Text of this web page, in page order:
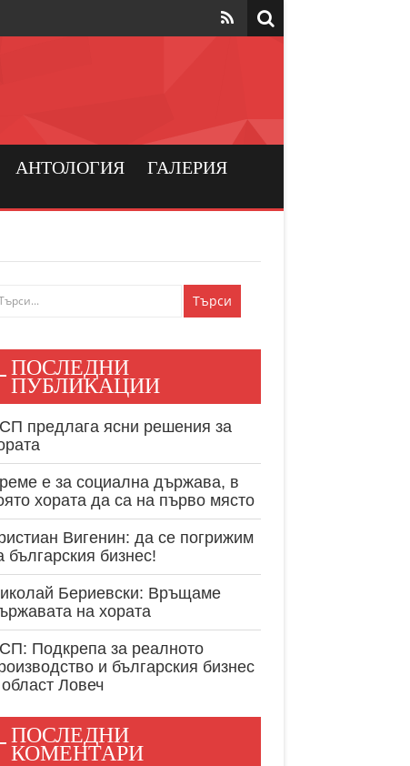
хората
мир
хора
в
АНТОЛОГИЯ
ГАЛЕРИЯ
ПОСЛЕДНИ
ПУБЛИКАЦИИ
предлага ясни решения за
е за социална държава, в
хората да са на първо място
Вигенин: да се погрижим
българския бизнес!
Бериевски: Връщаме
на хората
Подкрепа за реалното
и българския бизнес
Ловеч
ПОСЛЕДНИ
КОМЕНТАРИ